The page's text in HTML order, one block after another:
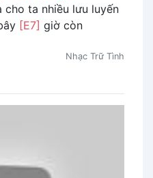
cho ta nhiều lưu luyến
[E7] giờ còn
Nhạc Trữ Tình